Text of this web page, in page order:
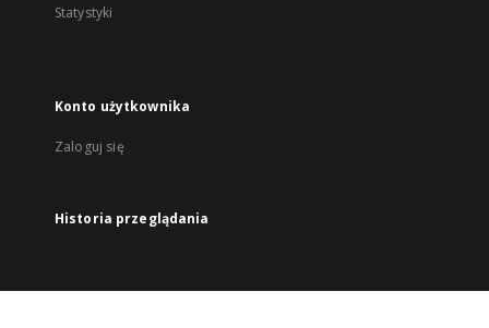
Statystyki
Konto użytkownika
Zaloguj się
Historia przeglądania